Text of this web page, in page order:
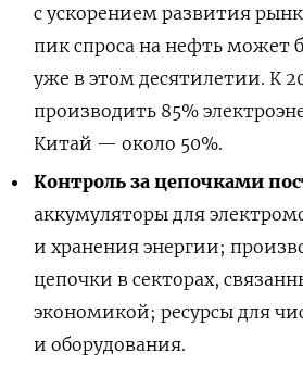
с ускорением развития
пик спроса на нефть может
уже в этом десятилетии. К
производить 85%
Китай — около 50%.
Контроль за цепочками
аккумуляторы для
и хранения энергии;
цепочки в секторах,
экономикой; ресурсы для
и оборудования.